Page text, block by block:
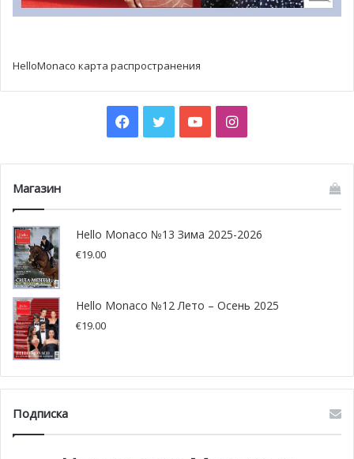
единогласно, поэтому в ближайшее время должны
HelloMonaco карта распространения
Facebook
TwitterYouTubeInstagram
Магазин
Hello Monaco №13 Зима 2025-2026
€19.00
Hello Monaco №12 Лето – Осень 2025
€19.00
Подписка